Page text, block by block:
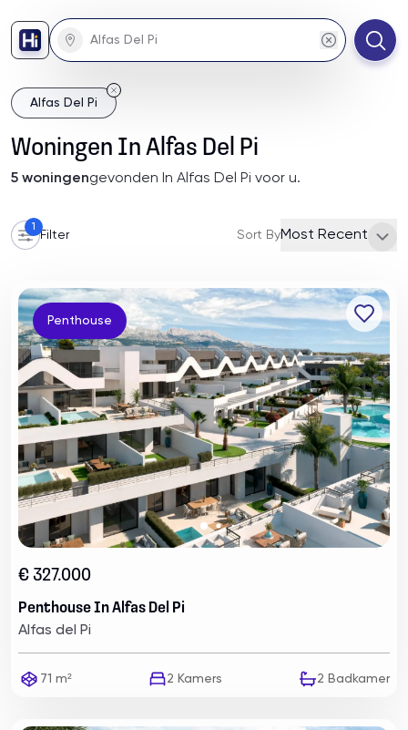
Alfas Del Pi
Woningen In Alfas Del Pi
5 woningengevonden In Alfas Del Pi voor u.
1
Filter Sort ByMost Recent
Penthouse
€ 327.000
Penthouse In Alfas Del Pi
Alfas del Pi
71 m² 2 Kamers 2 Badkamer